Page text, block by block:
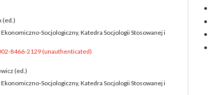
(ed.)
Socjologiczny, Katedra Socjologii Stosowanej i
8466-2129 (unauthenticated)
(ed.)
Socjologiczny, Katedra Socjologii Stosowanej i